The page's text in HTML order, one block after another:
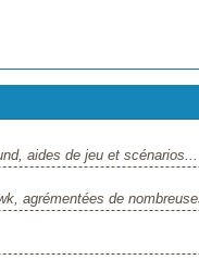
aides de jeu et scénarios...
agrémentées de